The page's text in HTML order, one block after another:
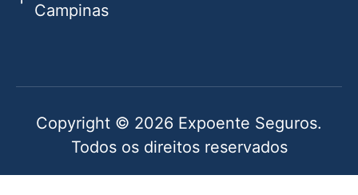
Campinas
Copyright © 2026 Expoente Seguros.
Todos os direitos reservados